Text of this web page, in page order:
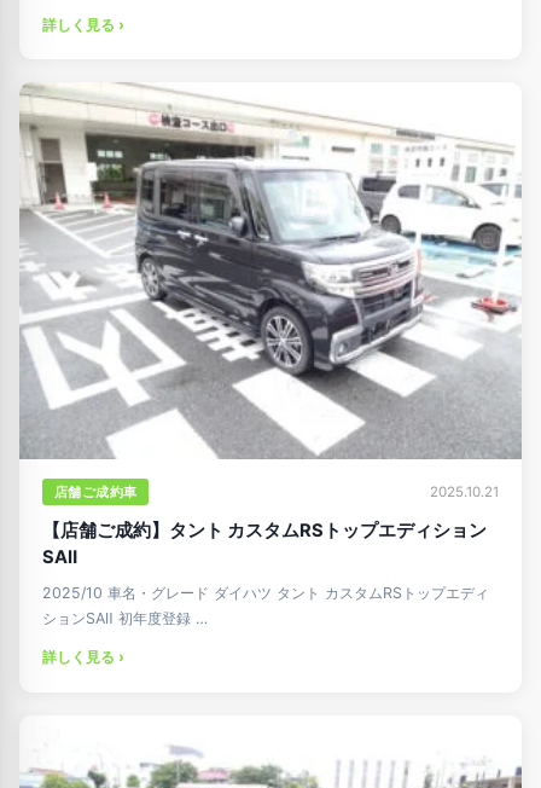
詳しく見る ›
店舗ご成約車 2025.10.21
【店舗ご成約】タント カスタムRSトップエディション
SAⅡ
2025/10 車名・グレード ダイハツ タント カスタムRSトップエディ
ションSAⅡ 初年度登録 …
詳しく見る ›